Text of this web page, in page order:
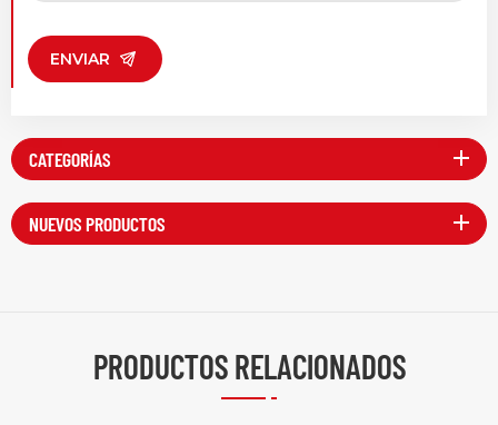
ENVIAR
CATEGORÍAS
NUEVOS PRODUCTOS
PRODUCTOS RELACIONADOS